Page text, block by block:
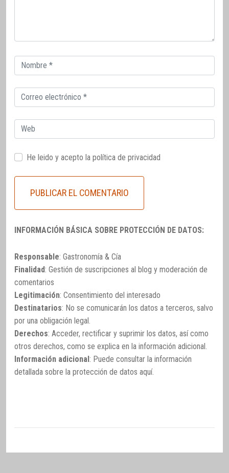
Correo
electrónico
Correo
electrónico
Web
He leido y acepto la política de privacidad
INFORMACIÓN BÁSICA SOBRE PROTECCIÓN DE DATOS:
Responsable: Gastronomía & Cía
Finalidad: Gestión de suscripciones al blog y moderación de
comentarios
Legitimación: Consentimiento del interesado
Destinatarios: No se comunicarán los datos a terceros, salvo
por una obligación legal.
Derechos: Acceder, rectificar y suprimir los datos, así como
otros derechos, como se explica en la información adicional.
Información adicional : Puede consultar la información
detallada sobre la protección de datos aquí.